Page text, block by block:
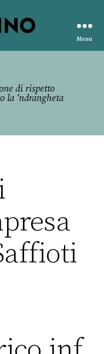
Menu
di rispetto
la ‘ndrangheta